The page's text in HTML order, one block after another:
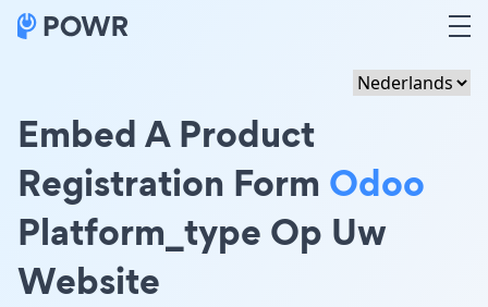
Embed A Product
Registration Form Odoo
Platform_type Op Uw
Website